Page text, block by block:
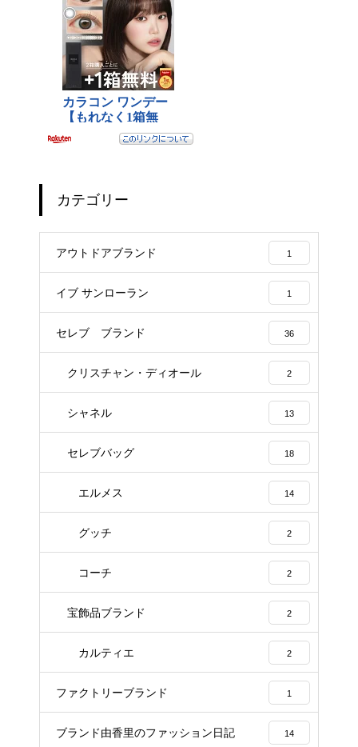
カテゴリー
アウトドアブランド 1
イブ サンローラン 1
セレブ ブランド 36
クリスチャン・ディオール 2
シャネル 13
セレブバッグ 18
エルメス 14
グッチ 2
コーチ 2
宝飾品ブランド 2
カルティエ 2
ファクトリーブランド 1
ブランド由香里のファッション日記 14